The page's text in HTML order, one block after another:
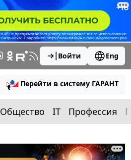
Войти Eng
Перейти в систему ГАРАНТ
Общество IT Профессия